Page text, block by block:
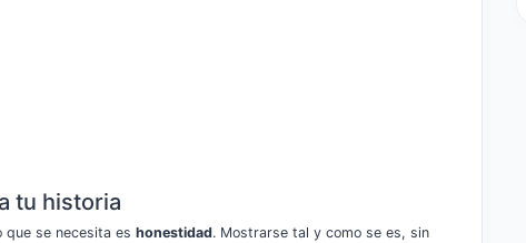
tu historia
que se necesita es honestidad. Mostrarse tal y como se es, sin